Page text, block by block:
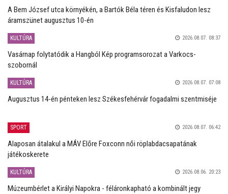
A Bem József utca környékén, a Bartók Béla téren és Kisfaludon lesz
áramszünet augusztus 10-én
KULTÚRA 2026.08.07. 08:37
Vasárnap folytatódik a Hangból Kép programsorozat a Varkocs-
szobornál
KULTÚRA 2026.08.07. 07:08
Augusztus 14-én pénteken lesz Székesfehérvár fogadalmi szentmiséje
SPORT 2026.08.07. 06:42
Alaposan átalakul a MÁV Előre Foxconn női röplabdacsapatának
játékoskerete
KULTÚRA 2026.08.06. 20:23
Múzeumbérlet a Királyi Napokra - féláronkapható a kombinált jegy